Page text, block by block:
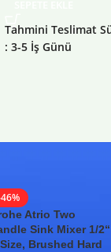
Tahmini Teslimat
: 3-5 İş Günü
Atrio Two
Sink Mixer 1/2“
Brushed Hard